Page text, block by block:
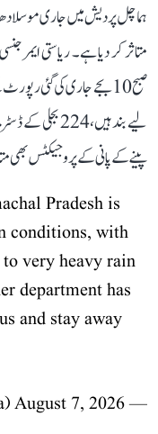
ہماچل پردیش میں جاری
متاثر کر دیا ہے۔ ریاستی
پینے کے پانی کے پروجیکٹس بھی
Pradesh is
conditions, with
very heavy rain
department has
and stay away
— IANS (@ians_india)
August 7, 2026